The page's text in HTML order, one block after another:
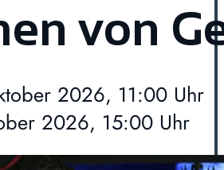
von
2026, 11:00 Uhr
2026, 15:00 Uhr